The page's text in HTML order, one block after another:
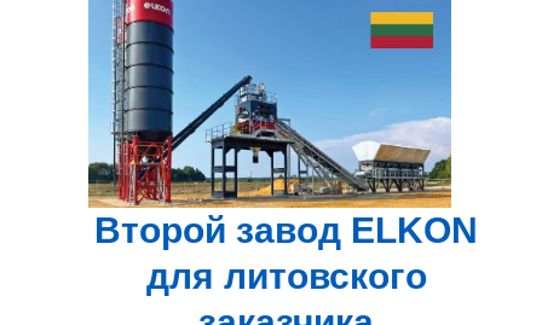
Второй завод ELKON
для литовского